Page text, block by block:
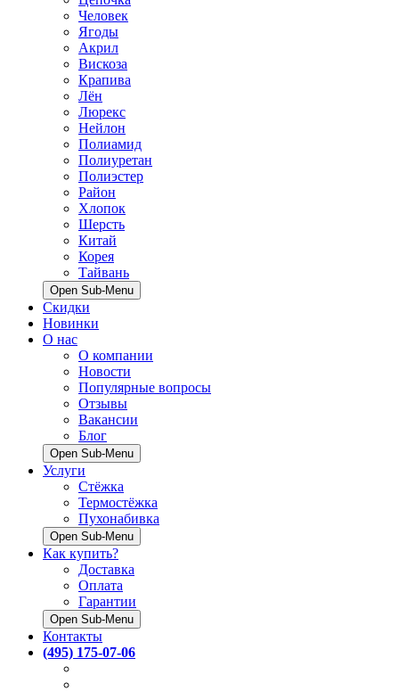
Человек
Ягоды
Акрил
Вискоза
Крапива
Лён
Люрекс
Нейлон
Полиамид
Полиуретан
Полиэстер
Район
Хлопок
Шерсть
Китай
Корея
Тайвань
Open Sub-Menu
Скидки
Новинки
О нас
О компании
Новости
Популярные вопросы
Отзывы
Вакансии
Блог
Open Sub-Menu
Услуги
Стёжка
Термостёжка
Пухонабивка
Open Sub-Menu
Как купить?
Доставка
Оплата
Гарантии
Open Sub-Menu
Контакты
(495) 175-07-06